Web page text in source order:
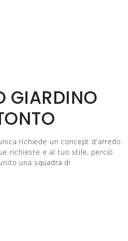
GIARDINO
richiede un concept d'arredo
richieste e al tuo stile, perciò
una squadra di